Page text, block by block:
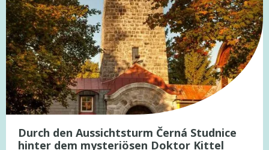
Durch den Aussichtsturm Černá Studnice
hinter dem mysteriösen Doktor Kittel